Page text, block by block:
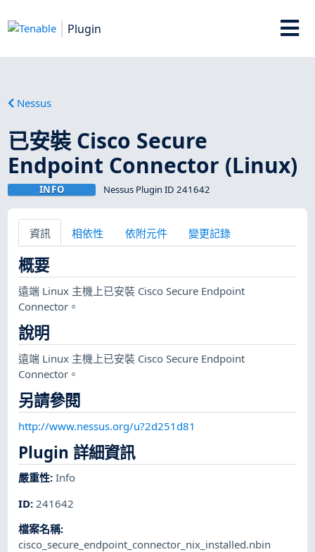
Plugin
Nessus
已安裝 Cisco Secure
Endpoint Connector (Linux)
INFO Nessus Plugin ID 241642
資訊 相依性 依附元件 變更記錄
概要
遠端 Linux 主機上已安裝 Cisco Secure Endpoint
Connector。
說明
遠端 Linux 主機上已安裝 Cisco Secure Endpoint
Connector。
另請參閱
http://www.nessus.org/u?2d251d81
Plugin 詳細資訊
嚴重性:Info
ID: 241642
檔案名稱:
cisco_secure_endpoint_connector_nix_installed.nbin